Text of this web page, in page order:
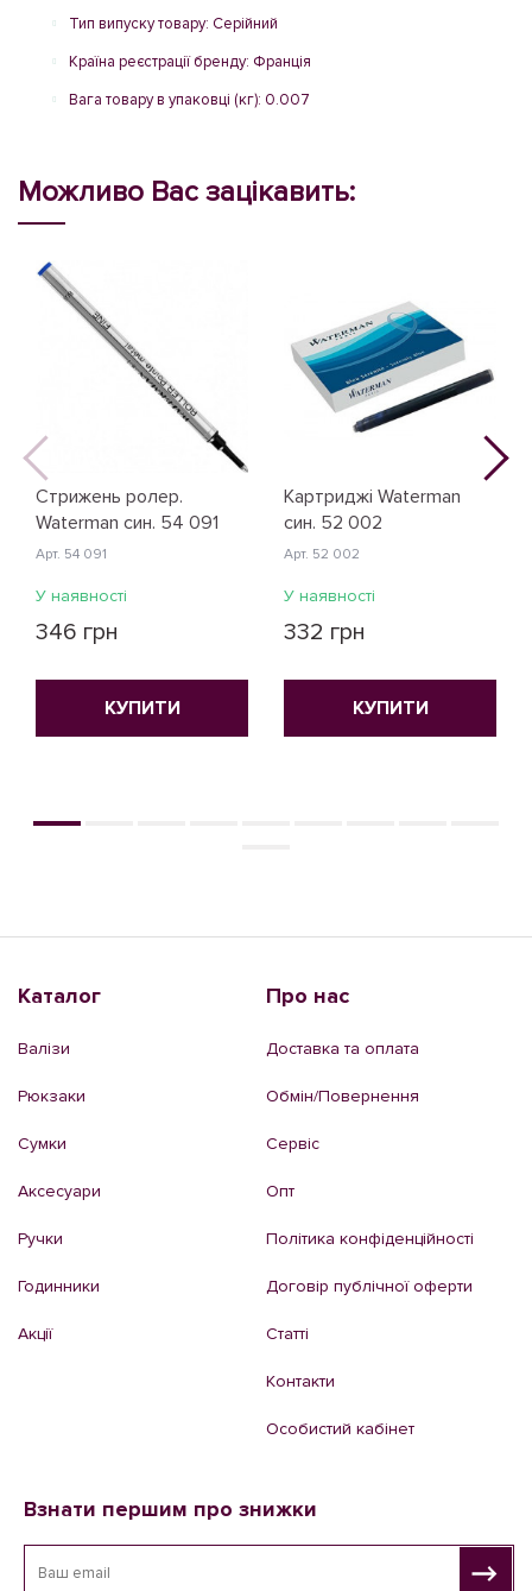
Тип випуску товару: Серійний
Країна реєстрації бренду: Франція
Вага товару в упаковці (кг): 0.007
Можливо Вас зацікавить:
Стрижень ролер.
Waterman син. 54 091
Арт. 54 091
У наявності
346 грн
КУПИТИ
Картриджі Waterman
син. 52 002
Арт. 52 002
У наявності
332 грн
КУПИТИ
Каталог
Валізи
Рюкзаки
Сумки
Аксесуари
Ручки
Годинники
Акції
Про нас
Доставка та оплата
Обмін/Повернення
Сервіс
Опт
Політика конфіденційності
Договір публічної оферти
Статті
Контакти
Особистий кабінет
Взнати першим про знижки